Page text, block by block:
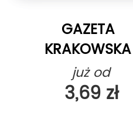
GAZETA
KRAKOWSKA
już od
3,69 zł